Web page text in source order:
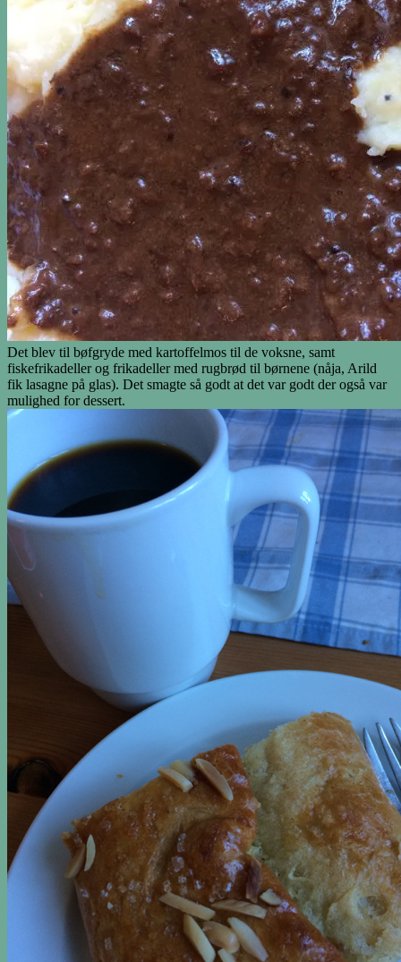
Det blev til bøfgryde med kartoffelmos til de voksne, samt
fiskefrikadeller og frikadeller med rugbrød til børnene (nåja, Arild
fik lasagne på glas). Det smagte så godt at det var godt der også var
mulighed for dessert.